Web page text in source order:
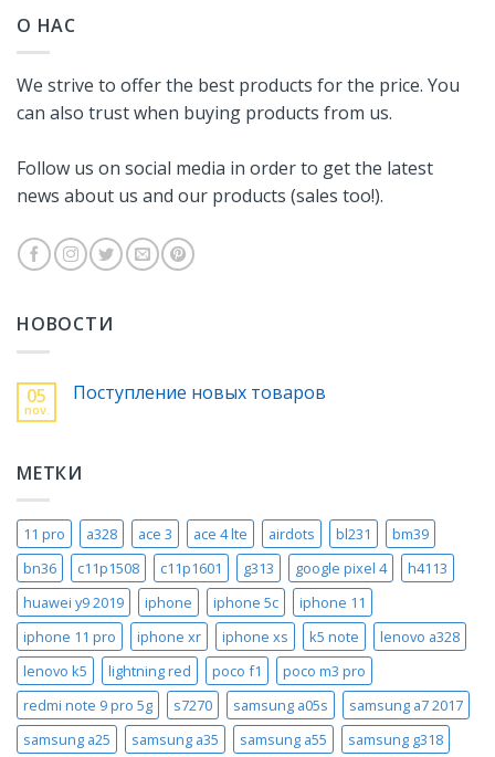
О НАС
We strive to offer the best products for the price. You
can also trust when buying products from us.
Follow us on social media in order to get the latest
news about us and our products (sales too!).
НОВОСТИ
05
nov.
Поступление новых товаров
МЕТКИ
11 pro a328 ace 3 ace 4 lte airdots bl231
bm39
bn36
c11p1508 c11p1601 g313 google pixel 4
h4113
huawei y9 2019
iphone iphone 5c
iphone 11
iphone 11 pro
iphone xr iphone xs k5 note
lenovo a328
lenovo k5
lightning red poco f1
poco m3 pro
redmi note 9 pro 5g
s7270 samsung a05s
samsung a7 2017
samsung a25
samsung a35 samsung a55 samsung g318